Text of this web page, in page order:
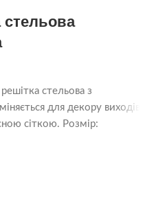
стельова
стельова з
для декору виходів
сіткою. Розмір: